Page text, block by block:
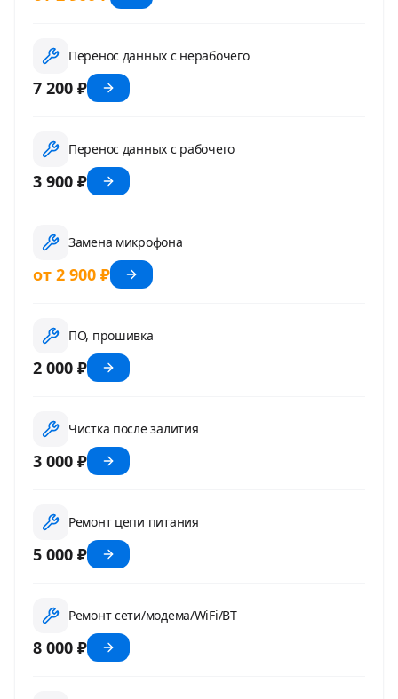
Перенос данных с нерабочего
7 200 ₽
Перенос данных с рабочего
3 900 ₽
Замена микрофона
от 2 900 ₽
ПО, прошивка
2 000 ₽
Чистка после залития
3 000 ₽
Ремонт цепи питания
5 000 ₽
Ремонт сети/модема/WiFi/BT
8 000 ₽